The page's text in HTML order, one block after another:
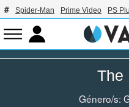
Spider-Man Prime Video PS
The
Género/s: